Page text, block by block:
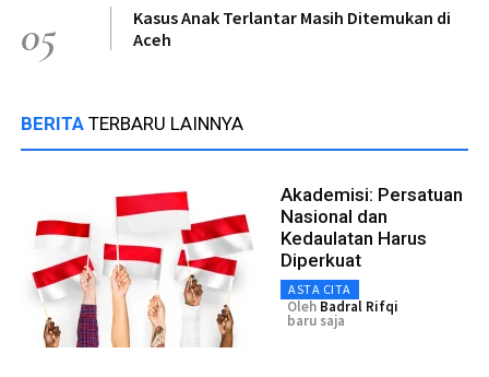
05
Kasus Anak Terlantar Masih Ditemukan di
Aceh
BERITA TERBARU LAINNYA
Akademisi: Persatuan
Nasional dan
Kedaulatan Harus
Diperkuat
ASTA CITA
Oleh Badral Rifqi
baru saja